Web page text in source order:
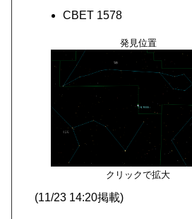
CBET 1578
発見位置
クリックで拡大
(11/23 14:20掲載)